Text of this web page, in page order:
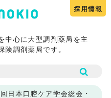
採用情報
中心に大型調剤薬局を主
険調剤薬局です。
日本口腔ケア学会総会・